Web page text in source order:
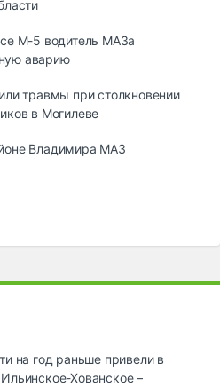
М-5 водитель МАЗа
аварию
травмы при столкновении
в Могилеве
Владимира МАЗ
на год раньше привели в
Хованское –